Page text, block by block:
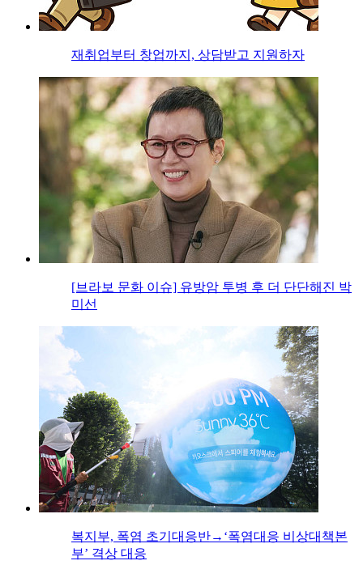
재취업부터 창업까지, 상담받고 지원하자
[브라보 문화 이슈] 유방암 투병 후 더 단단해진 박
미선
복지부, 폭염 초기대응반→‘폭염대응 비상대책본
부’ 격상 대응